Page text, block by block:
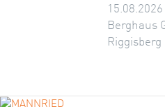
15.08.2026
Berghaus
Riggisberg